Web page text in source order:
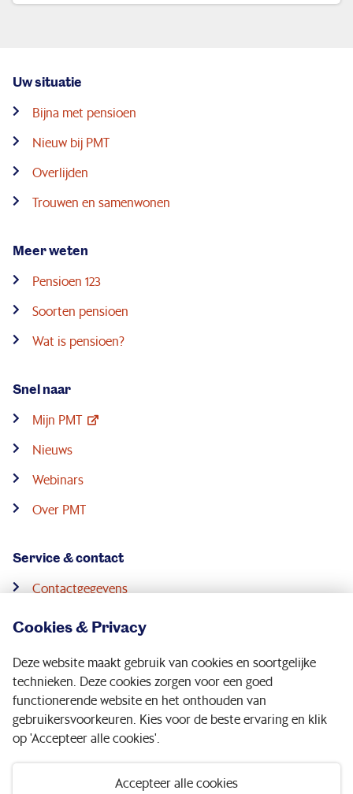
Cookies & Privacy
Deze website maakt gebruik van cookies en soortgelijke
technieken. Deze cookies zorgen voor een goed
functionerende website en het onthouden van
gebruikersvoorkeuren. Kies voor de beste ervaring en klik
op 'Accepteer alle cookies'.
Accepteer alle cookies
Uw situatie
Bijna met pensioen
Nieuw bij PMT
Overlijden
Trouwen en samenwonen
Meer weten
Pensioen 123
Soorten pensioen
Wat is pensioen?
Snel naar
Mijn PMT
Nieuws
Webinars
Over PMT
Service & contact
Contactgegevens
Pensioenconsulenten
Digitale post
Volg ons op: